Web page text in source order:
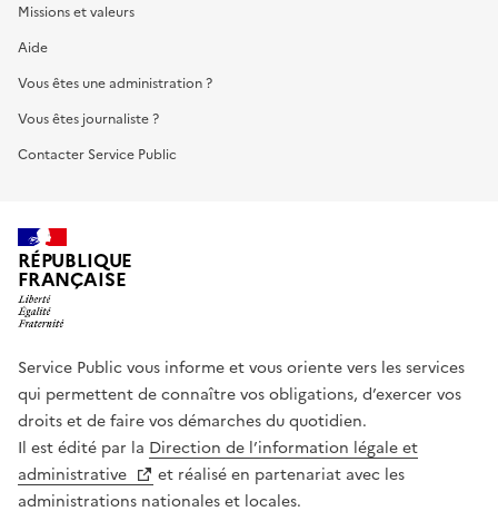
Missions et valeurs
Aide
Vous êtes une administration ?
Vous êtes journaliste ?
Contacter Service Public
RÉPUBLIQUE
FRANÇAISE
Service Public vous informe et vous oriente vers les services
qui permettent de connaître vos obligations, d’exercer vos
droits et de faire vos démarches du quotidien.
Il est édité par la Direction de l’information légale et
administrative
et réalisé en partenariat avec les
administrations nationales et locales.